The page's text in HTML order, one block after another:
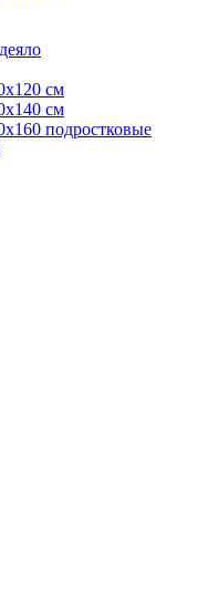
см
см
подростковые